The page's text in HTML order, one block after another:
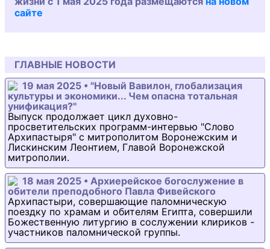
сайте
ГЛАВНЫЕ НОВОСТИ
19 мая 2025 • "Новый Вавилон, глобализация
культуры и экономики... Чем опасна тотальная
унификация?"
Выпуск продолжает цикл духовно-
просветительских программ-интервью "Слово
Архипастыря" с митрополитом Воронежским и
Лискинским Леонтием, Главой Воронежской
митрополии.
18 мая 2025 • Архиерейское богослужение в
обители преподобного Павла Фивейского
Архипастыри, совершающие паломническую
поездку по храмам и обителям Египта, совершили
Божественную литургию в сослужении клириков -
участников паломнической группы.